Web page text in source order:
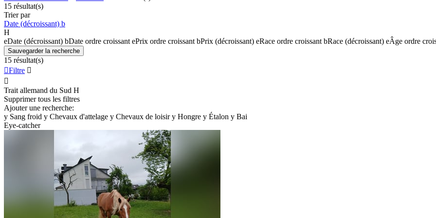
15 résultat(s)
Trier par
Date (décroissant) b
H
eDate (décroissant) bDate ordre croissant ePrix ordre croissant bPrix (décroissant) eRace ordre croissant bRace (décroissant) eÂge ordre
Sauvegarder la recherche
15 résultat(s)
Filtre 

Trait allemand du Sud H
Supprimer tous les filtres
Ajouter une recherche:
y Sang froid y Chevaux d'attelage y Chevaux de loisir y Hongre y Étalon y Bai
Eye-catcher